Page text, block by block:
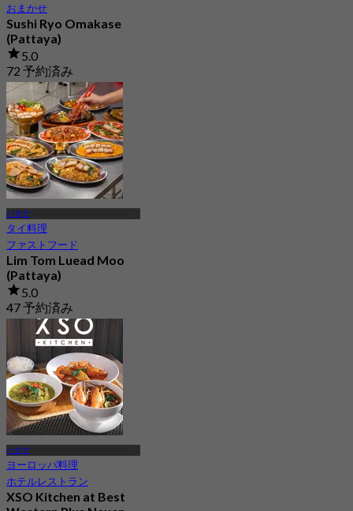
おまかせ
Sushi Ryo Omakase
(Pattaya)
5.0
72 予約済み
から ฿ 1,190
パタヤ
タイ料理
ファストフード
Lim Tom Luead Moo
(Pattaya)
5.0
47 予約済み
฿ 370
パタヤ
ヨーロッパ料理
ホテルレストラン
XSO Kitchen at Best